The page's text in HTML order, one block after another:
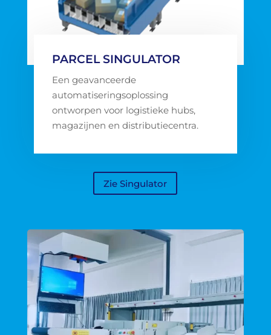
PARCEL SINGULATOR
Een geavanceerde
automatiseringsoplossing
ontworpen voor logistieke hubs,
magazijnen en distributiecentra.
Zie Singulator